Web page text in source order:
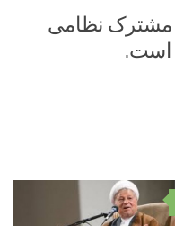
مشترک نظامی
است.